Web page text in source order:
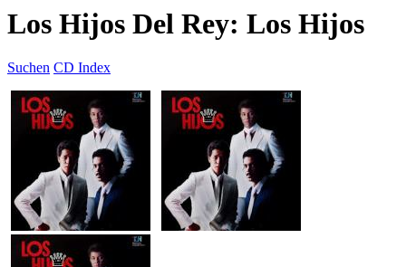
Los Hijos Del Rey: Los Hijos
Suchen CD Index